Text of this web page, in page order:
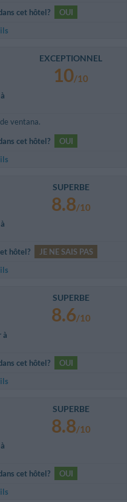
cet hôtel?
OUI
EXCEPTIONNEL
10/10
ventana.
cet hôtel?
OUI
SUPERBE
8.8/10
hôtel?
JE NE SAIS PAS
à
SUPERBE
8.6/10
cet hôtel?
OUI
SUPERBE
8.8/10
cet hôtel?
OUI